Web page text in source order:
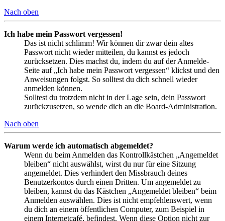
Nach oben
Ich habe mein Passwort vergessen!
Das ist nicht schlimm! Wir können dir zwar dein altes
Passwort nicht wieder mitteilen, du kannst es jedoch
zurücksetzen. Dies machst du, indem du auf der Anmelde-
Seite auf „Ich habe mein Passwort vergessen“ klickst und den
Anweisungen folgst. So solltest du dich schnell wieder
anmelden können.
Solltest du trotzdem nicht in der Lage sein, dein Passwort
zurückzusetzen, so wende dich an die Board-Administration.
Nach oben
Warum werde ich automatisch abgemeldet?
Wenn du beim Anmelden das Kontrollkästchen „Angemeldet
bleiben“ nicht auswählst, wirst du nur für eine Sitzung
angemeldet. Dies verhindert den Missbrauch deines
Benutzerkontos durch einen Dritten. Um angemeldet zu
bleiben, kannst du das Kästchen „Angemeldet bleiben“ beim
Anmelden auswählen. Dies ist nicht empfehlenswert, wenn
du dich an einem öffentlichen Computer, zum Beispiel in
einem Internetcafé, befindest. Wenn diese Option nicht zur